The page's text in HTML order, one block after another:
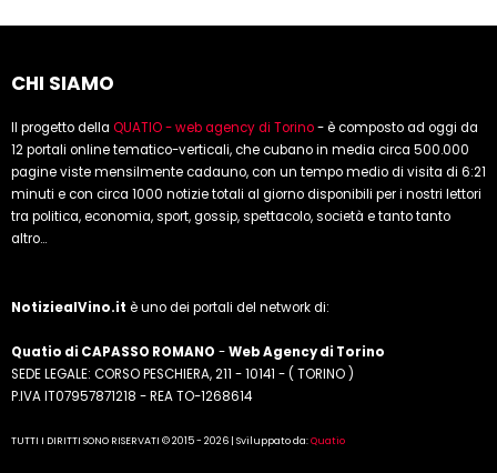
CHI SIAMO
Il progetto della QUATIO - web agency di Torino- è composto ad oggi da
12 portali online tematico-verticali, che cubano in media circa 500.000
pagine viste mensilmente cadauno, con un tempo medio di visita di 6:21
minuti e con circa 1000 notizie totali al giorno disponibili per i nostri lettori
tra politica, economia, sport, gossip, spettacolo, società e tanto tanto
altro...
NotiziealVino.it è uno dei portali del network di:
Quatio di CAPASSO ROMANO -Web Agency di Torino
SEDE LEGALE: CORSO PESCHIERA, 211 - 10141 - ( TORINO )
P.IVA IT07957871218 - REA TO-1268614
TUTTI I DIRITTI SONO RISERVATI © 2015 - 2026 | Sviluppato da:Quatio